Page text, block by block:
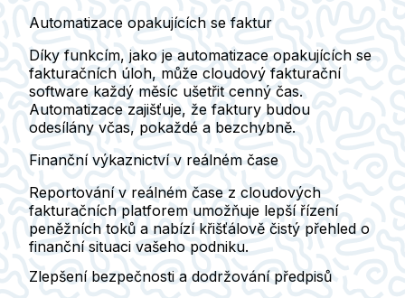
Automatizace opakujících se faktur
Díky funkcím, jako je automatizace opakujících se
fakturačních úloh, může cloudový fakturační
software každý měsíc ušetřit cenný čas.
Automatizace zajišťuje, že faktury budou
odesílány včas, pokaždé a bezchybně.
Finanční výkaznictví v reálném čase
Reportování v reálném čase z cloudových
fakturačních platforem umožňuje lepší řízení
peněžních toků a nabízí křišťálově čistý přehled o
finanční situaci vašeho podniku.
Zlepšení bezpečnosti a dodržování předpisů